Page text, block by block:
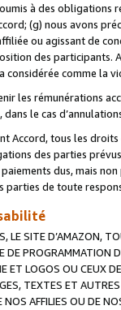
à des obligations
(g) nous avons
ou agissant de
des participants.
considérée comme la
les rémunérations
le cas
Accord, tous les
des parties
dus, mais
parties de toute
LE SITE D’AMAZON,
DE PROGRAMMATION
ET LOGOS OU CEUX
TEXTES ET
AFFILIES OU DE